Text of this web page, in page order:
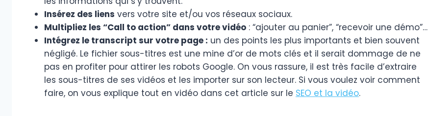
Insérez des liens vers votre site et/ou vos réseaux sociaux.
Multipliez les “Call to action” dans votre vidéo : “ajouter au panier”, “recevoir une démo”…
Intégrez le transcript sur votre page : un des points les plus importants et bien souvent
négligé. Le fichier sous-titres est une mine d’or de mots clés et il serait dommage de ne
pas en profiter pour attirer les robots Google. On vous rassure, il est très facile d’extraire
les sous-titres de ses vidéos et les importer sur son lecteur. Si vous voulez voir comment
faire, on vous explique tout en vidéo dans cet article sur le SEO et la vidéo.